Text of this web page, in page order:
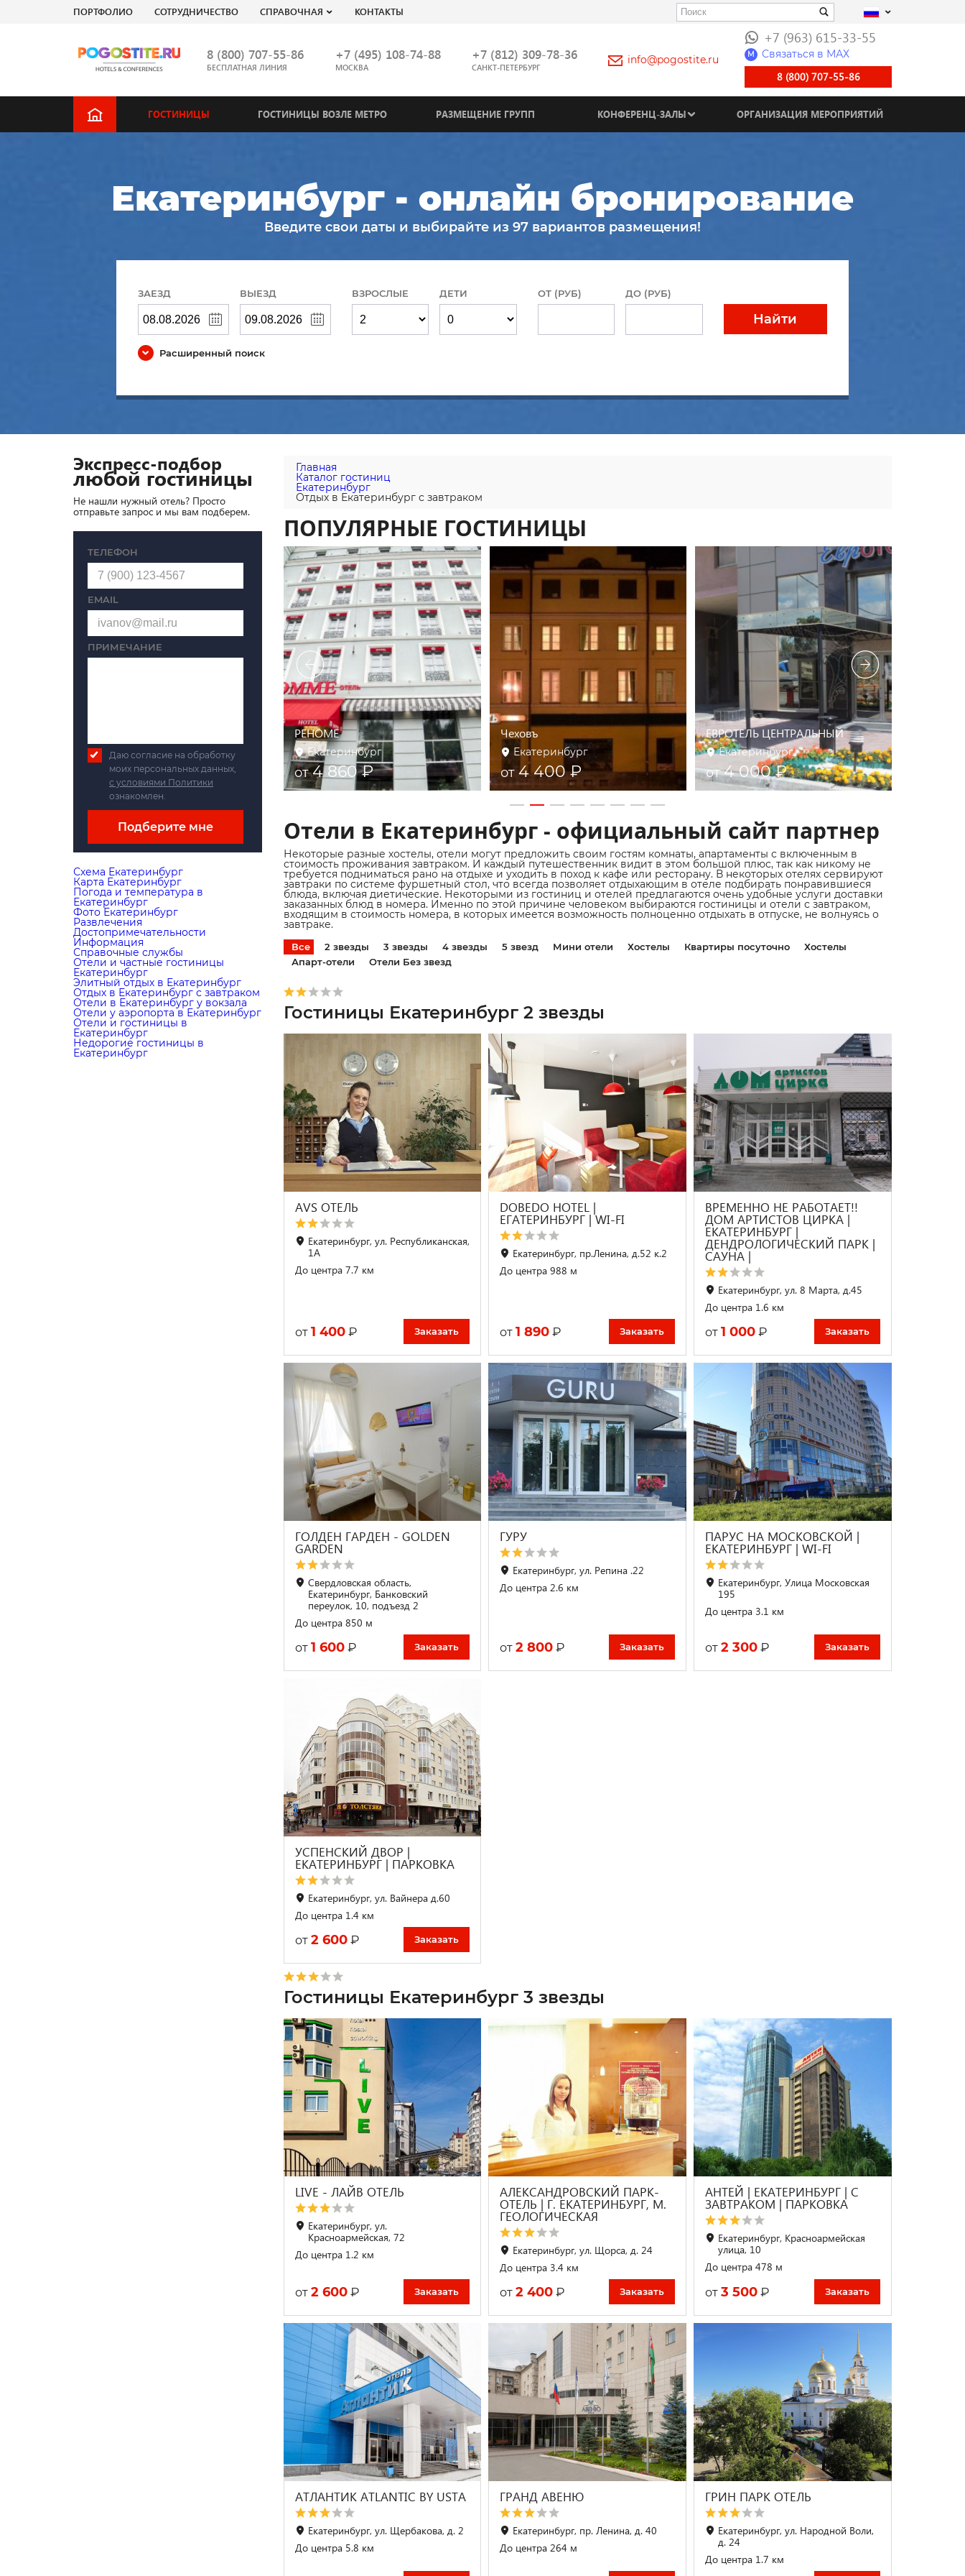
ПОРТФОЛИО СОТРУДНИЧЕСТВО СПРАВОЧНАЯ КОНТАКТЫ
8 (800) 707-55-86
БЕСПЛАТНАЯ ЛИНИЯ
+7 (495) 108-74-88
МОСКВА
+7 (812) 309-78-36
САНКТ-ПЕТЕРБУРГ
info@pogostite.ru
+7 (963) 615-33-55
M Связаться в МАХ
8 (800) 707-55-86
ГОСТИНИЦЫ ГОСТИНИЦЫ ВОЗЛЕ МЕТРО РАЗМЕЩЕНИЕ ГРУПП КОНФЕРЕНЦ-ЗАЛЫ ОРГАНИЗАЦИЯ МЕРОПРИЯТИЙ
Екатеринбург - онлайн бронирование
Введите свои даты и выбирайте из 97 вариантов размещения!
ЗАЕЗД ВЫЕЗД ВЗРОСЛЫЕ ДЕТИ ОТ (РУБ) ДО (РУБ)
Найти
Расширенный поиск
Главная
Каталог гостиниц
Екатеринбург
Отдых в Екатеринбург с завтраком
ПОПУЛЯРНЫЕ ГОСТИНИЦЫ
Екатеринбург
4 900 ₽
РЕНОМЕ
Екатеринбург
от4 860 ₽
Чеховъ
Екатеринбург
от 4 400 ₽
ЕВРОТЕЛЬ ЦЕНТРАЛЬНЫЙ
Екатеринбург
от4 000 ₽
Отели в Екатеринбург - официальный сайт партнер
Некоторые разные хостелы, отели могут предложить своим гостям комнаты, апартаменты с включенным в
стоимость проживания завтраком. И каждый путешественник видит в этом большой плюс, так как никому не
требуется подниматься рано на отдыхе и уходить в поход к кафе или ресторану. В некоторых отелях сервируют
завтраки по системе фуршетный стол, что всегда позволяет отдыхающим в отеле подбирать понравившиеся
блюда, включая диетические. Некоторыми из гостиниц и отелей предлагаются очень удобные услуги доставки
заказанных блюд в номера. Именно по этой причине человеком выбираются гостиницы и отели с завтраком,
входящим в стоимость номера, в которых имеется возможность полноценно отдыхать в отпуске, не волнуясь о
завтраке.
Все 2 звезды 3 звезды 4 звезды 5 звезд Мини отели Хостелы Квартиры посуточно
Хостелы
Апарт-отели
Отели Без звезд
Гостиницы Екатеринбург 2 звезды
AVS ОТЕЛЬ
Екатеринбург, ул. Республиканская,
1А
До центра 7.7 км
от 1 400 ₽ Заказать
DOBEDO HOTEL |
ЕГАТЕРИНБУРГ | WI-FI
Екатеринбург, пр.Ленина, д.52 к.2
До центра 988 м
от1 890 ₽ Заказать
ВРЕМЕННО НЕ РАБОТАЕТ!!
ДОМ АРТИСТОВ ЦИРКА |
ЕКАТЕРИНБУРГ |
ДЕНДРОЛОГИЧЕСКИЙ ПАРК |
САУНА |
Екатеринбург, ул. 8 Марта, д.45
До центра 1.6 км
от1 000 ₽ Заказать
ГОЛДЕН ГАРДЕН - GOLDEN
GARDEN
Свердловская область,
Екатеринбург, Банковский
переулок, 10, подъезд 2
До центра 850 м
от 1 600 ₽ Заказать
ГУРУ
Екатеринбург, ул. Репина .22
До центра 2.6 км
от2 800 ₽ Заказать
ПАРУС НА МОСКОВСКОЙ |
ЕКАТЕРИНБУРГ | WI-FI
Екатеринбург, Улица Московская
195
До центра 3.1 км
от2 300 ₽ Заказать
УСПЕНСКИЙ ДВОР |
ЕКАТЕРИНБУРГ | ПАРКОВКА
Екатеринбург, ул. Вайнера д.60
До центра 1.4 км
от 2 600 ₽ Заказать
Гостиницы Екатеринбург 3 звезды
LIVE - ЛАЙВ ОТЕЛЬ
Екатеринбург, ул.
Красноармейская, 72
До центра 1.2 км
от 2 600 ₽ Заказать
АЛЕКСАНДРОВСКИЙ ПАРК-
ОТЕЛЬ | Г. ЕКАТЕРИНБУРГ, М.
ГЕОЛОГИЧЕСКАЯ
Екатеринбург, ул. Щорса, д. 24
До центра 3.4 км
от2 400 ₽ Заказать
АНТЕЙ | ЕКАТЕРИНБУРГ | С
ЗАВТРАКОМ | ПАРКОВКА
Екатеринбург, Красноармейская
улица, 10
До центра 478 м
от3 500 ₽ Заказать
АТЛАНТИК ATLANTIC BY USTA
Екатеринбург, ул. Щербакова, д. 2
До центра 5.8 км
ГРАНД АВЕНЮ
Екатеринбург, пр. Ленина, д. 40
До центра 264 м
ГРИН ПАРК ОТЕЛЬ
Екатеринбург, ул. Народной Воли,
д. 24
До центра 1.7 км
Экспресс-подбор
любой гостиницы
Не нашли нужный отель? Просто
отправьте запрос и мы вам подберем.
ТЕЛЕФОН
EMAIL
ПРИМЕЧАНИЕ
Даю согласие на обработку
моих персональных данных,
с условиями Политики
ознакомлен.
Подберите мне
Схема Екатеринбург
Карта Екатеринбург
Погода и температура в
Екатеринбург
Фото Екатеринбург
Развлечения
Достопримечательности
Информация
Справочные службы
Отели и частные гостиницы
Екатеринбург
Элитный отдых в Екатеринбург
Отдых в Екатеринбург с завтраком
Отели в Екатеринбург у вокзала
Отели у аэропорта в Екатеринбург
Отели и гостиницы в
Екатеринбург
Недорогие гостиницы в
Екатеринбург